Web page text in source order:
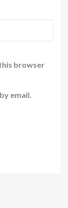
browser
email.